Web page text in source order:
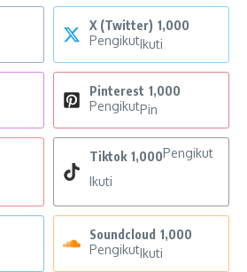
X (Twitter) 1,000
PengikutIkuti
Pinterest 1,000
PengikutPin
Tiktok 1,000Pengikut
Ikuti
Soundcloud 1,000
PengikutIkuti